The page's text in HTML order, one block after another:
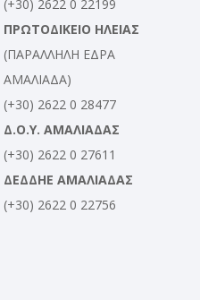
(+30) 2622 0 22199
ΠΡΩΤΟΔΙΚΕΙΟ ΗΛΕΙΑΣ
(ΠΑΡΑΛΛΗΛΗ ΕΔΡΑ
ΑΜΑΛΙΑΔΑ)
(+30) 2622 0 28477
Δ.Ο.Υ. ΑΜΑΛΙΑΔΑΣ
(+30) 2622 0 27611
ΔΕΔΔΗΕ ΑΜΑΛΙΑΔΑΣ
(+30) 2622 0 22756